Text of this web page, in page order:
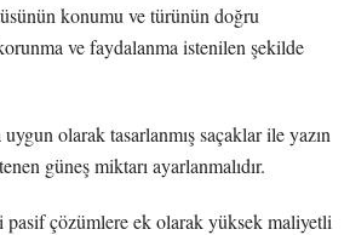
konumu ve türünün doğru
ve faydalanma istenilen şekilde
uygun olarak tasarlanmış saçaklar ile yazın
güneş miktarı ayarlanmalıdır.
çözümlere ek olarak yüksek maliyetli